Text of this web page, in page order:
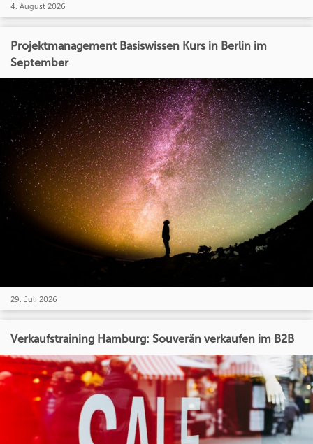
4. August 2026
Projektmanagement Basiswissen Kurs in Berlin im
September
29. Juli 2026
Verkaufstraining Hamburg: Souverän verkaufen im B2B